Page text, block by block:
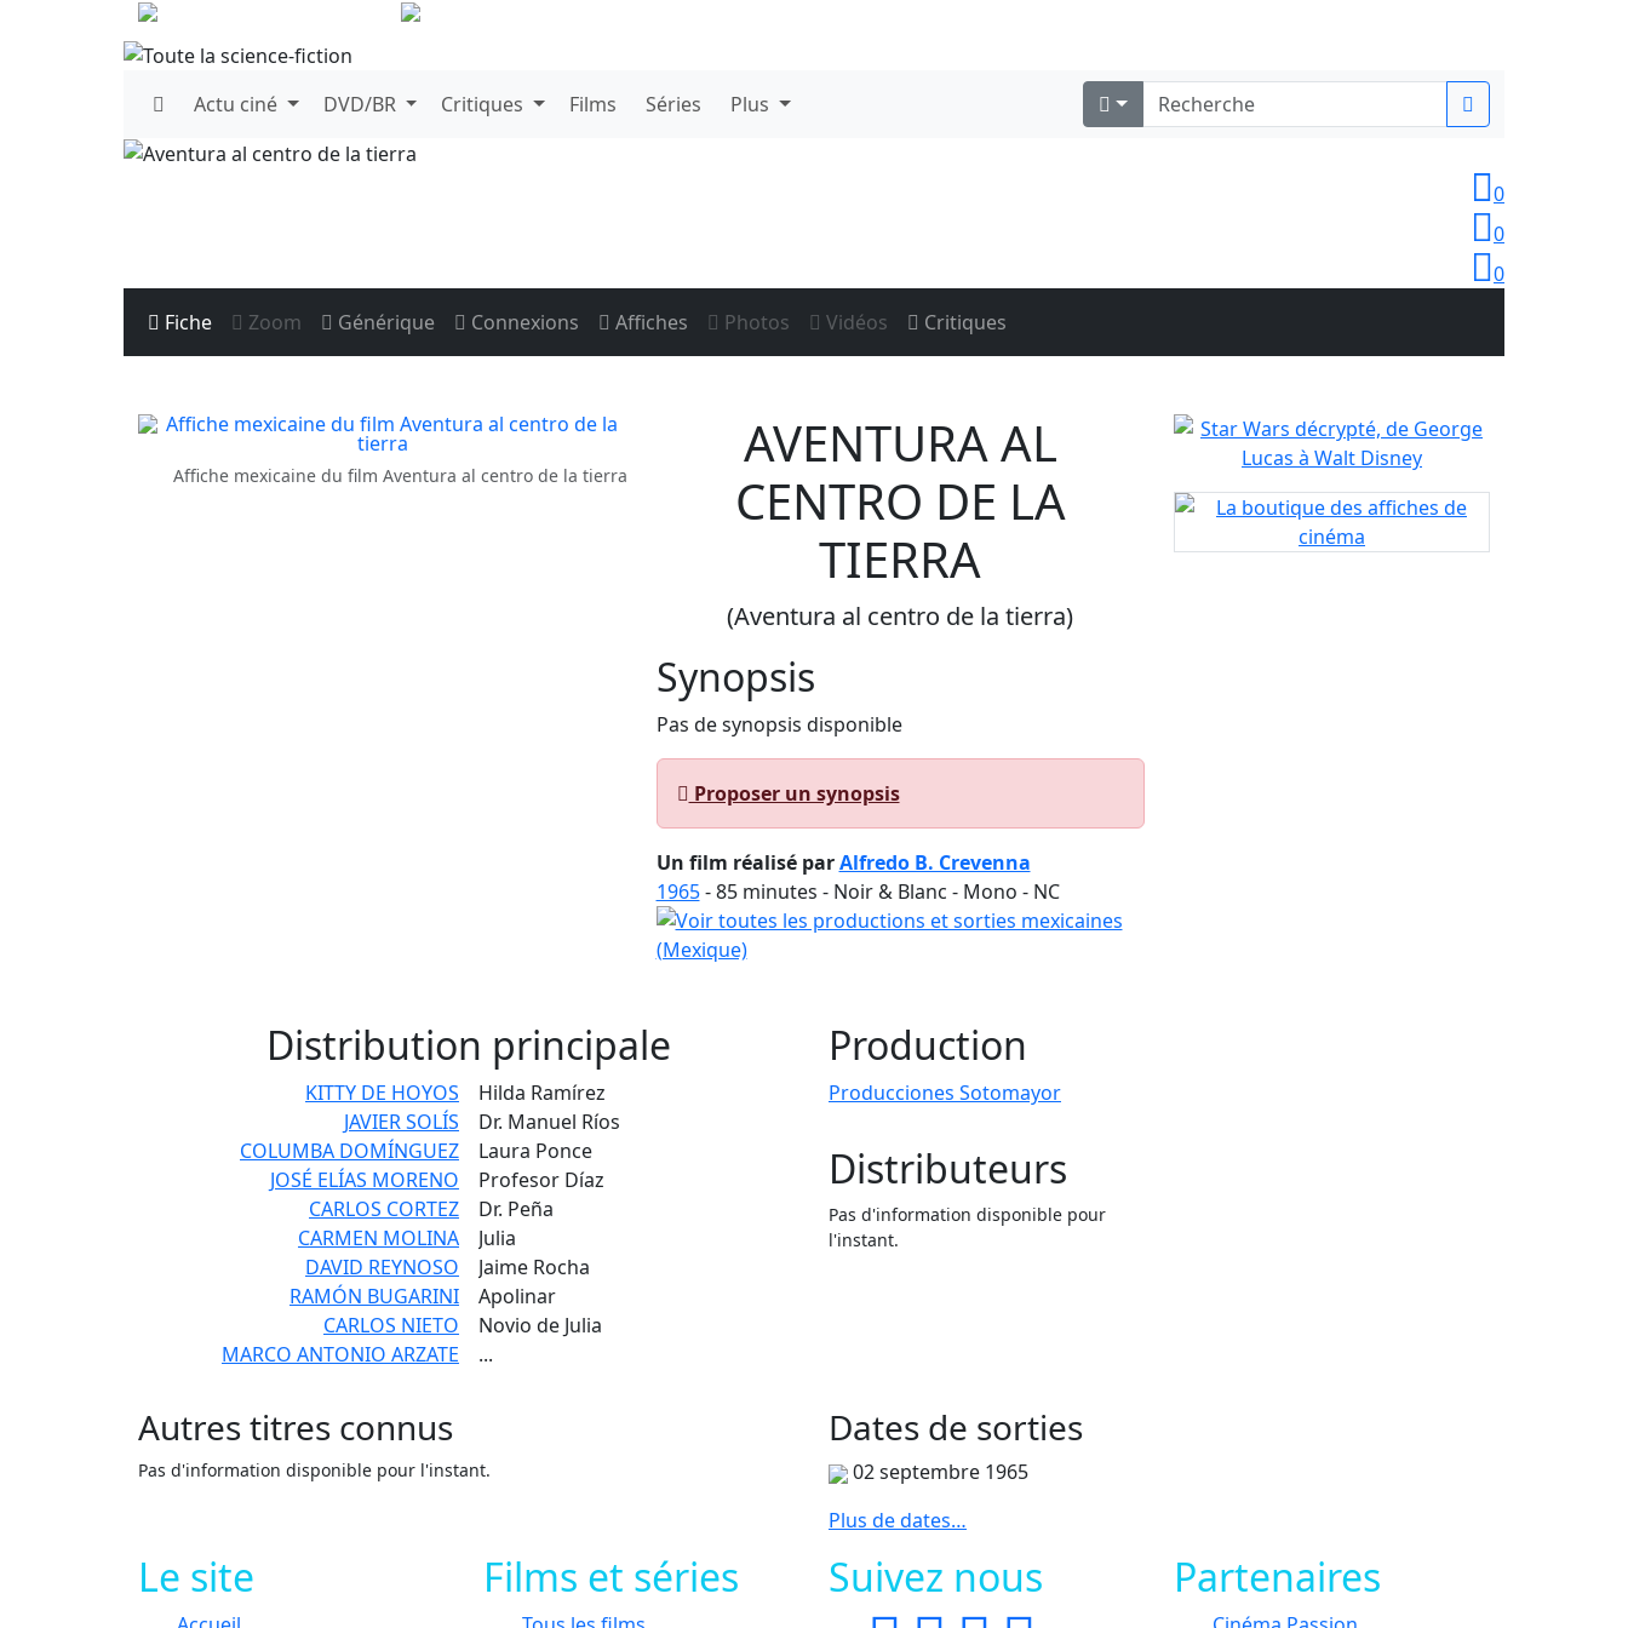
Actu ciné DVD/BR Critiques Films Séries Plus
0
0
0
Fiche
Zoom Générique Connexions Affiches Photos Vidéos Critiques
Affiche mexicaine du film Aventura al centro de la tierra
AVENTURA AL
CENTRO DE LA
TIERRA
(Aventura al centro de la tierra)
Synopsis
Pas de synopsis disponible
Proposer un synopsis
Un film réalisé parAlfredo B. Crevenna
1965-85minutes - Noir & Blanc - Mono - NC
Distribution principale
KITTY DE HOYOS
JAVIER SOLÍS
COLUMBA DOMÍNGUEZ
JOSÉ ELÍAS MORENO
CARLOS CORTEZ
CARMEN MOLINA
DAVID REYNOSO
RAMÓN BUGARINI
CARLOS NIETO
MARCO ANTONIO ARZATE
Hilda Ramírez
Dr. Manuel Ríos
Laura Ponce
Profesor Díaz
Dr. Peña
Julia
Jaime Rocha
Apolinar
Novio de Julia
...
Production
Producciones Sotomayor
Distributeurs
Pas d'information disponible pour
l'instant.
Autres titres connus
Pas d'information disponible pour l'instant.
Dates de sorties
02 septembre 1965
Plus de dates…
Le site Films et séries Suivez nous Partenaires